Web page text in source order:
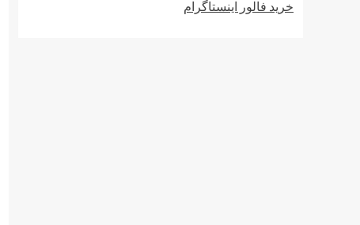
خرید فالور اینستاگرام